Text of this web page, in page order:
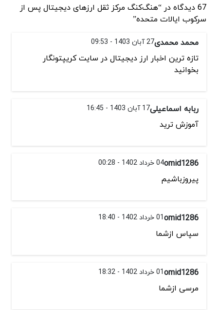
67 دیدگاه در “هنگ‌کنگ مرکز ثقل ارزهای دیجیتال پس از
سرکوب ایالات متحده”
محمد محمدی27 آبان 1403 - 09:53
تازه ترین اخبار ارز دیجیتال در سایت کریپتونگار
بخوانید
ربابه اسماعیلی17 آبان 1403 - 16:45
آموزش ترید
omid128604 خرداد 1402 - 00:28
پیروزباشیم
omid128601 خرداد 1402 - 18:40
سپاس ازشما
omid128601 خرداد 1402 - 18:32
مرسی ازشما